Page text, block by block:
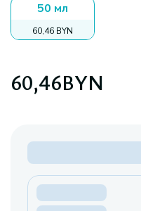
50 мл
60,46 BYN
60,46BYN